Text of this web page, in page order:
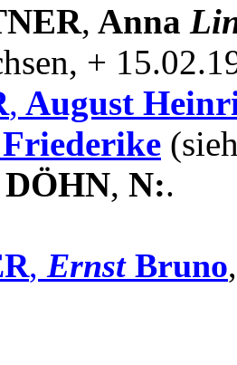
, Anna
+
, August
DÖHN, N:.
, ErnstBruno